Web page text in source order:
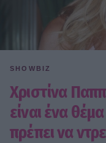
SHOWBIZ
Χριστίνα
είναι ένα
πρέπει να